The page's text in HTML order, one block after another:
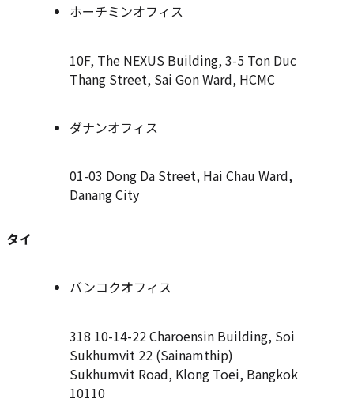
ホーチミンオフィス
10F, The NEXUS Building, 3-5 Ton Duc
Thang Street, Sai Gon Ward, HCMC
ダナンオフィス
01-03 Dong Da Street, Hai Chau Ward,
Danang City
タイ
バンコクオフィス
318 10-14-22 Charoensin Building, Soi
Sukhumvit 22 (Sainamthip)
Sukhumvit Road, Klong Toei, Bangkok
10110